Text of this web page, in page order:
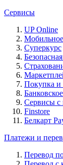
Сервисы
UP Online
Суперкурс
Покупка и
Сервисы с
Finstore
Белкарт
Платежи и
Перевод